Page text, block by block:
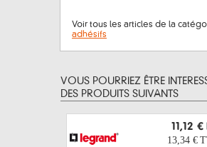
Voir tous les articles de la
adhésifs
VOUS POURRIEZ ÊTRE
DES PRODUITS SUIVANTS
11,12 €
13,34 €